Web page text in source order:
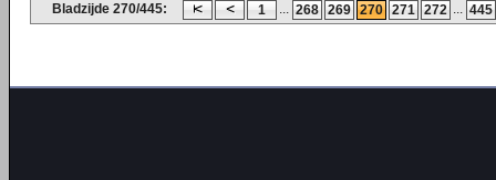
Bladzijde 270/445: 1 ... 268 269 270 271 272 ... 445